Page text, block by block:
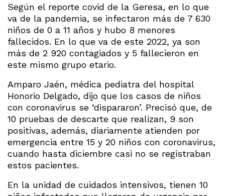
Según el reporte covid de la Geresa, en lo que
va de la pandemia, se infectaron más de 7 630
niños de 0 a 11 años y hubo 8 menores
fallecidos. En lo que va de este 2022, ya son
más de 2 920 contagiados y 5 fallecieron en
este mismo grupo etario.
Amparo Jaén, médica pediatra del hospital
Honorio Delgado, dijo que los casos de niños
con coronavirus se ‘dispararon’. Precisó que, de
10 pruebas de descarte que realizan, 9 son
positivas, además, diariamente atienden por
emergencia entre 15 y 20 niños con coronavirus,
cuando hasta diciembre casi no se registraban
estos pacientes.
En la unidad de cuidados intensivos, tienen 10